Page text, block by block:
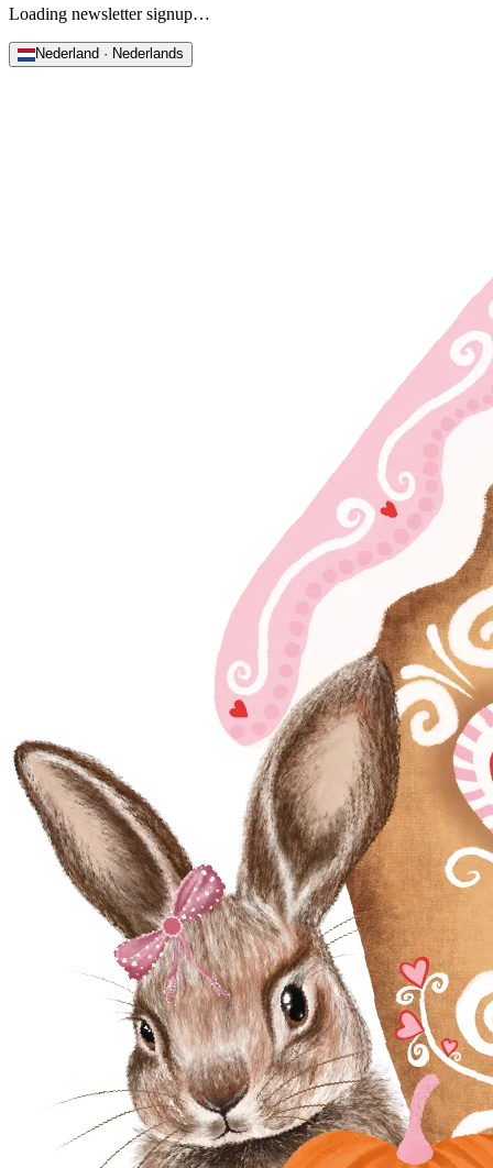
Loading newsletter signup…
Nederland · Nederlands